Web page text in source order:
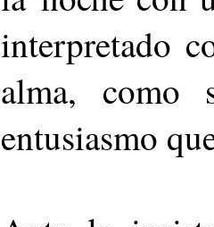
interpretado
alma, como
entusiasmo